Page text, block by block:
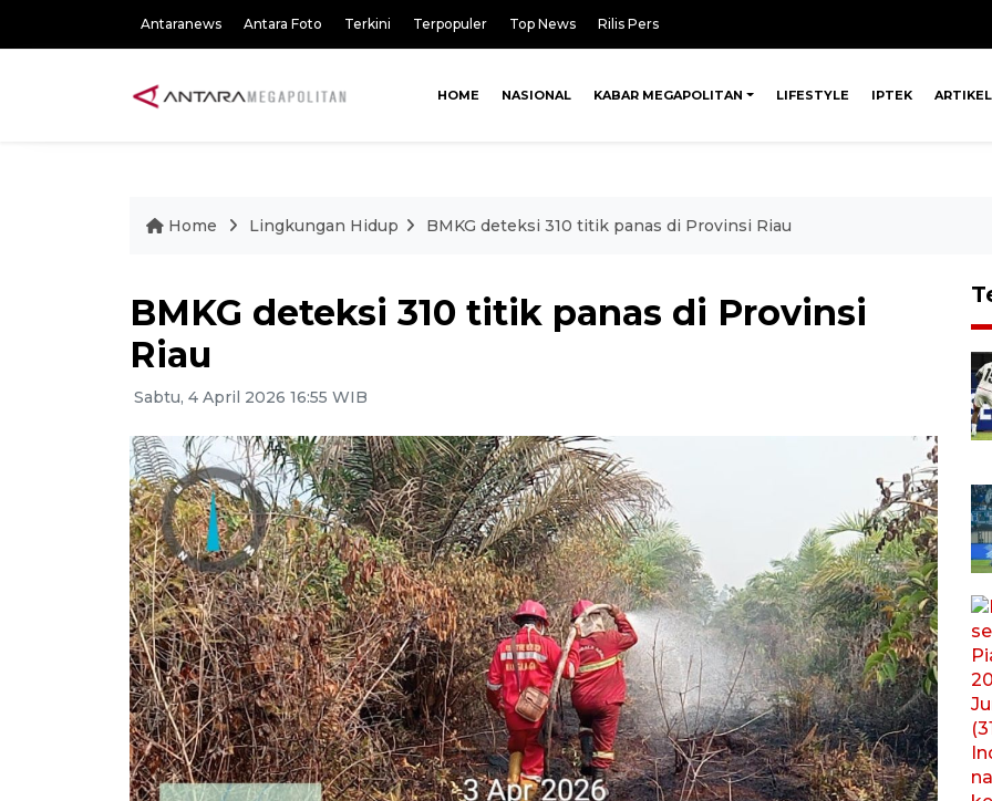
Antaranews Antara Foto Terkini Terpopuler Top News Rilis Pers
HOME NASIONAL KABAR MEGAPOLITAN LIFESTYLE IPTEK ARTIKEL
Home Lingkungan Hidup BMKG deteksi 310 titik panas di Provinsi Riau
BMKG deteksi 310 titik panas di Provinsi
Riau
Sabtu, 4 April 2026 16:55 WIB